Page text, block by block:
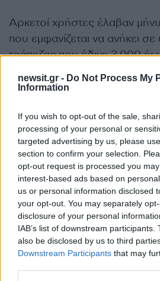
newsit.gr - Do Not Process My
Information
If you wish to opt-out of the sale,
processing of your personal or
targeted advertising by us, please
section to confirm your selection.
opt-out request is processed you
interest-based ads based on
us or personal information disclosed
your opt-out. You may separately
disclosure of your personal
IAB’s list of downstream
also be disclosed by us to third
Downstream Participants that may
Αρκετοί χρήστες έλαβαν
που εμφανίζεται να ανήκει
τράπεζας που έδινε 3.000
δάνειο. Το προφίλ
μήνυμα σε email που
γερμανικά και διευκρίνιζε
δώσουμε στοιχεία τόσο πιο
ικανοποιηθεί αίτημά μας.
Τι αναφέρει η Δίωξη
Ηλεκτρονικού
Η Δίωξη Ηλεκτρονικού
είμαστε ιδιαίτερα
στο διαδίκτυο. Δεν